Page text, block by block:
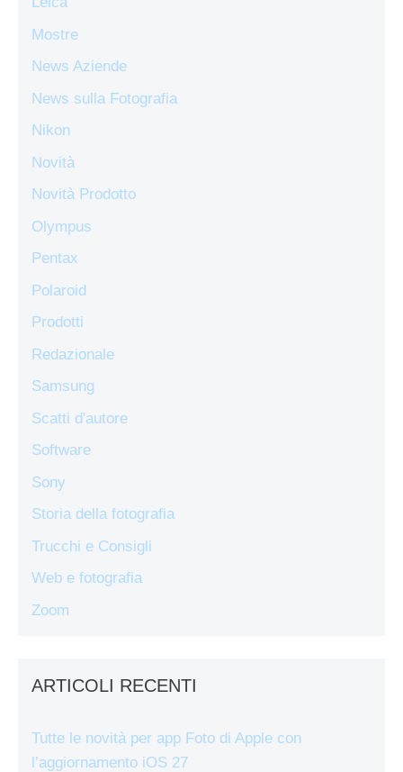
Mostre
News Aziende
News sulla Fotografia
Nikon
Novità
Novità Prodotto
Olympus
Pentax
Polaroid
Prodotti
Redazionale
Samsung
Scatti d'autore
Software
Sony
Storia della fotografia
Trucchi e Consigli
Web e fotografia
Zoom
ARTICOLI RECENTI
Tutte le novità per app Foto di Apple con
l’aggiornamento iOS 27